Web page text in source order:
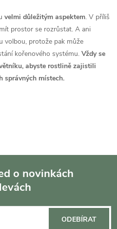
velmi důležitým aspektem. V příliš
prostor se rozrůstat. A ani
volbou, protože pak může
kořenového systému. Vždy se
abyste rostlině zajistili
správných místech.
o novinkách
ODEBÍRAT